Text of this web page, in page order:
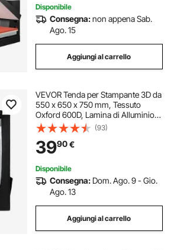
Disponibile
Consegna:non appena Sab.
Ago. 15
Aggiungi al carrello
VEVOR Tenda per Stampante 3D da
550 x 650 x 750 mm, Tessuto
Oxford 600D, Lamina di Alluminio
Composita Interna, Copertura
Protettiva Antipolvere con
Temperatura Costante e
Illuminazione a LED
(93)
3990€
Disponibile
Consegna: Dom. Ago. 9 - Gio.
Ago. 13
Aggiungi al carrello